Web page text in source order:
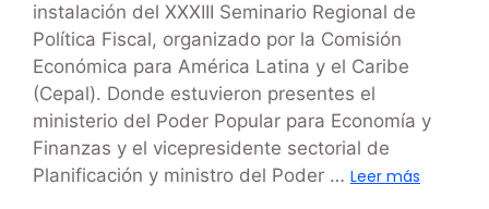
instalación del XXXIII Seminario Regional de
Política Fiscal, organizado por la Comisión
Económica para América Latina y el Caribe
(Cepal). Donde estuvieron presentes el
ministerio del Poder Popular para Economía y
Finanzas y el vicepresidente sectorial de
Planificación y ministro del Poder … Leer más